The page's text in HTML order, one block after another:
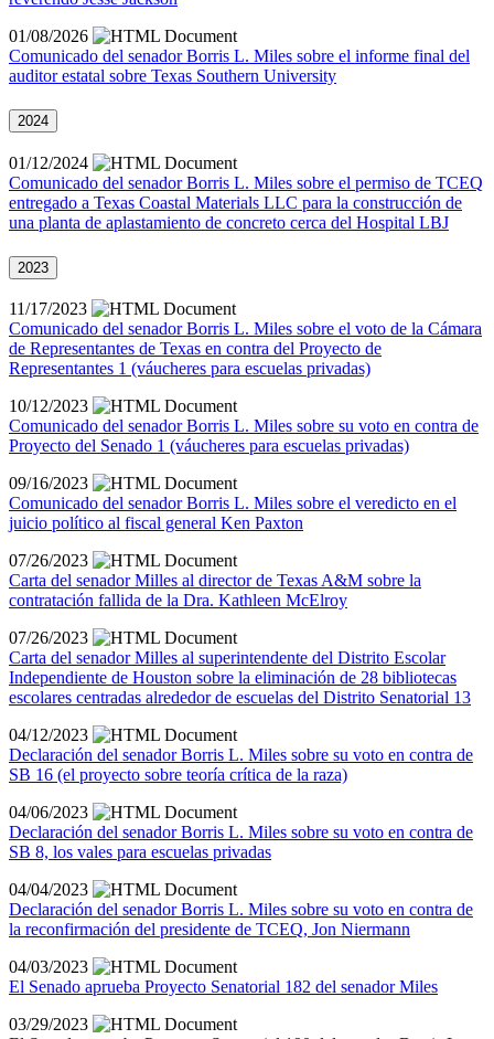
01/08/2026
Comunicado del senador Borris L. Miles sobre el informe final del
auditor estatal sobre Texas Southern University
2024
01/12/2024
Comunicado del senador Borris L. Miles sobre el permiso de TCEQ
entregado a Texas Coastal Materials LLC para la construcción de
una planta de aplastamiento de concreto cerca del Hospital LBJ
2023
11/17/2023
Comunicado del senador Borris L. Miles sobre el voto de la Cámara
de Representantes de Texas en contra del Proyecto de
Representantes 1 (váucheres para escuelas privadas)
10/12/2023
Comunicado del senador Borris L. Miles sobre su voto en contra de
Proyecto del Senado 1 (váucheres para escuelas privadas)
09/16/2023
Comunicado del senador Borris L. Miles sobre el veredicto en el
juicio político al fiscal general Ken Paxton
07/26/2023
Carta del senador Milles al director de Texas A&M sobre la
contratación fallida de la Dra. Kathleen McElroy
07/26/2023
Carta del senador Milles al superintendente del Distrito Escolar
Independiente de Houston sobre la eliminación de 28 bibliotecas
escolares centradas alrededor de escuelas del Distrito Senatorial 13
04/12/2023
Declaración del senador Borris L. Miles sobre su voto en contra de
SB 16 (el proyecto sobre teoría crítica de la raza)
04/06/2023
Declaración del senador Borris L. Miles sobre su voto en contra de
SB 8, los vales para escuelas privadas
04/04/2023
Declaración del senador Borris L. Miles sobre su voto en contra de
la reconfirmación del presidente de TCEQ, Jon Niermann
04/03/2023
El Senado aprueba Proyecto Senatorial 182 del senador Miles
03/29/2023